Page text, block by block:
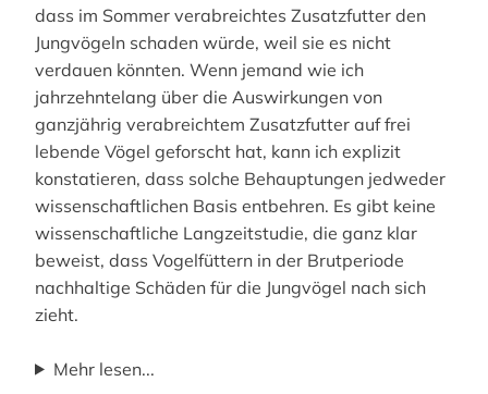
dass im Sommer verabreichtes Zusatzfutter den
Jungvögeln schaden würde, weil sie es nicht
verdauen könnten. Wenn jemand wie ich
jahrzehntelang über die Auswirkungen von
ganzjährig verabreichtem Zusatzfutter auf frei
lebende Vögel geforscht hat, kann ich explizit
konstatieren, dass solche Behauptungen jedweder
wissenschaftlichen Basis entbehren. Es gibt keine
wissenschaftliche Langzeitstudie, die ganz klar
beweist, dass Vogelfüttern in der Brutperiode
nachhaltige Schäden für die Jungvögel nach sich
zieht.
Mehr lesen...